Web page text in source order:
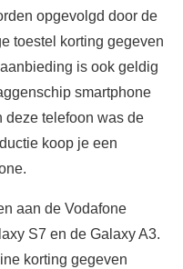
opgevolgd door de
toestel korting gegeven
is ook geldig
smartphone
deze telefoon was de
koop je een
aan de Vodafone
S7 en de Galaxy A3.
korting gegeven